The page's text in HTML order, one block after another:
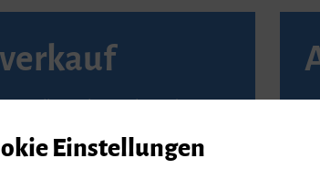
Seite von Reservix.
Einstellungen